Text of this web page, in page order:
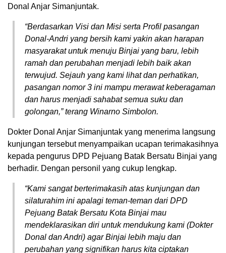
Donal Anjar Simanjuntak.
“Berdasarkan Visi dan Misi serta Profil pasangan
Donal-Andri yang bersih kami yakin akan harapan
masyarakat untuk menuju Binjai yang baru, lebih
ramah dan perubahan menjadi lebih baik akan
terwujud. Sejauh yang kami lihat dan perhatikan,
pasangan nomor 3 ini mampu merawat keberagaman
dan harus menjadi sahabat semua suku dan
golongan,” terang Winarno Simbolon.
Dokter Donal Anjar Simanjuntak yang menerima langsung
kunjungan tersebut menyampaikan ucapan terimakasihnya
kepada pengurus DPD Pejuang Batak Bersatu Binjai yang
berhadir. Dengan personil yang cukup lengkap.
“Kami sangat berterimakasih atas kunjungan dan
silaturahim ini apalagi teman-teman dari DPD
Pejuang Batak Bersatu Kota Binjai mau
mendeklarasikan diri untuk mendukung kami (Dokter
Donal dan Andri) agar Binjai lebih maju dan
perubahan yang signifikan harus kita ciptakan